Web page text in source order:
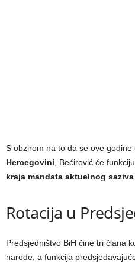
S obzirom na to da se ove godine
Hercegovini, Bećirović će
kraja mandata aktuelnog
Rotacija u
Predsjedništvo BiH čine tri člana
narode, a funkcija